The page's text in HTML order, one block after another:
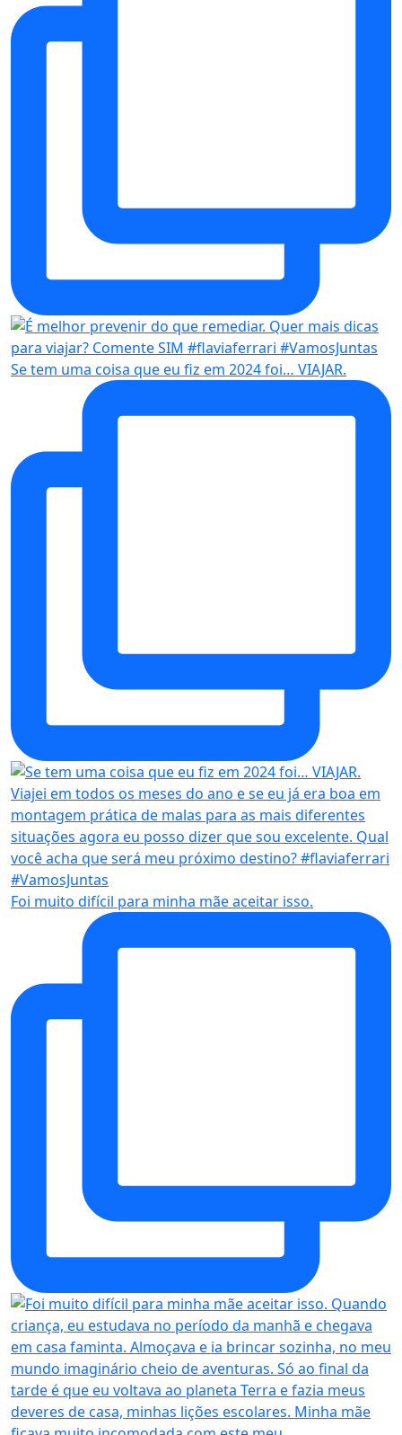
Se tem uma coisa que eu fiz em 2024 foi… VIAJAR.
Foi muito difícil para minha mãe aceitar isso.